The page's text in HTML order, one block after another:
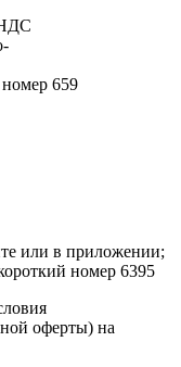
НДС
659
или в приложении;
номер 6395
оферты) на